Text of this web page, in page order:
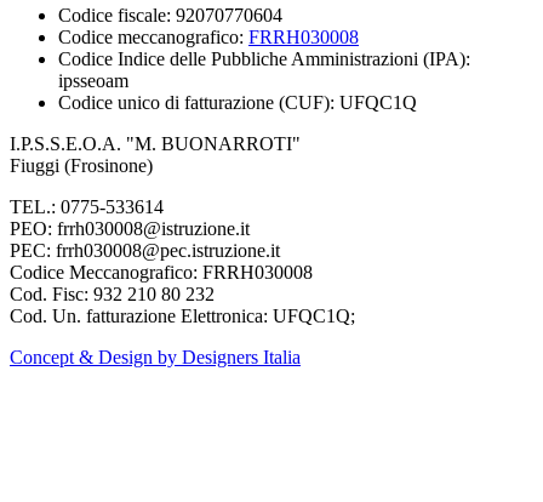
Codice fiscale: 92070770604
Codice meccanografico: FRRH030008
Codice Indice delle Pubbliche Amministrazioni (IPA):
ipsseoam
Codice unico di fatturazione (CUF): UFQC1Q
I.P.S.S.E.O.A. "M. BUONARROTI"
Fiuggi (Frosinone)
TEL.: 0775-533614
PEO: frrh030008@istruzione.it
PEC: frrh030008@pec.istruzione.it
Codice Meccanografico: FRRH030008
Cod. Fisc: 932 210 80 232
Cod. Un. fatturazione Elettronica: UFQC1Q;
Concept & Design by Designers Italia